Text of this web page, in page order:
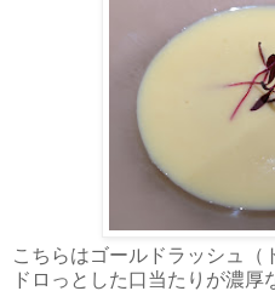
こちらはゴールドラッシュ（
ドロっとした口当たりが濃